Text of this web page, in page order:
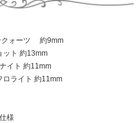
クォーツ 約9mm
ット 約13mm
イト 約11mm
ロライト 約11mm
様